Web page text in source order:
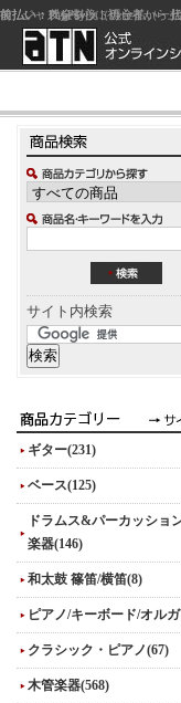
ジャズを中心に初心者から
サイト内検索
ギター(231)
ベース(125)
ドラムス&パーカッショ
楽器(146)
和太鼓 篠笛/横笛(8)
ピアノ/キーボード/オル
クラシック・ピアノ(67)
木管楽器(568)
前払い：クレジットカード（一
後払い：代金引換（現金払い・
前払い：PayPay